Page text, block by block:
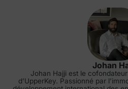
Johan
Johan Hajji est le
d’UpperKey. Passionné par